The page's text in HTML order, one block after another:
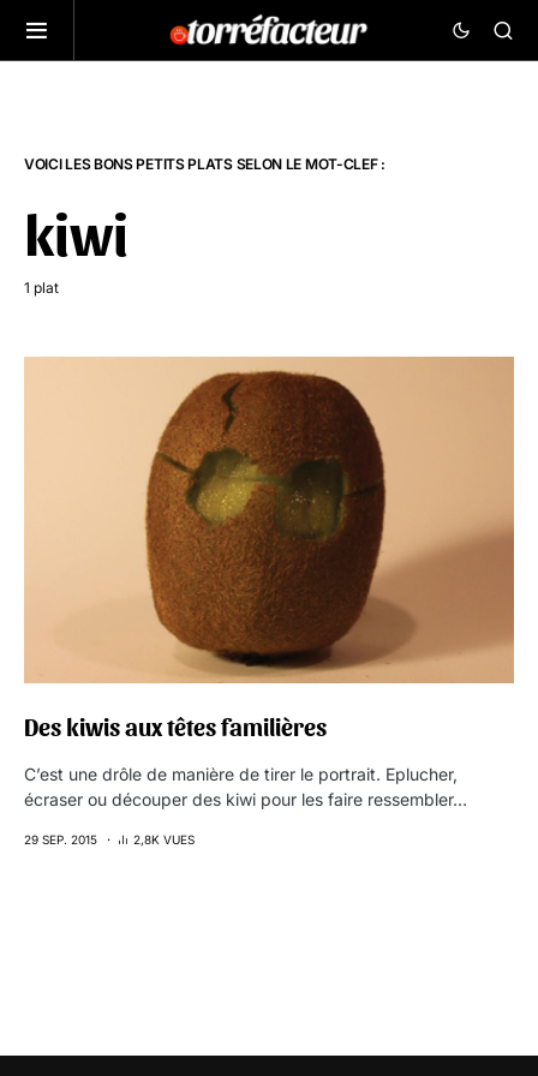
VOICI LES BONS PETITS PLATS SELON LE MOT-CLEF :
kiwi
1 plat
Des kiwis aux têtes familières
C’est une drôle de manière de tirer le portrait. Eplucher,
écraser ou découper des kiwi pour les faire ressembler…
29 SEP. 2015 2,8K VUES